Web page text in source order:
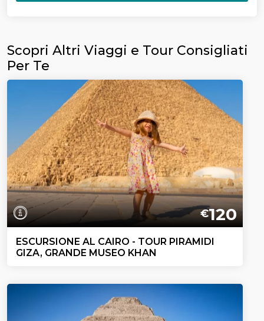
Scopri Altri Viaggi e Tour Consigliati
Per Te
€120
ESCURSIONE AL CAIRO - TOUR PIRAMIDI
GIZA, GRANDE MUSEO KHAN